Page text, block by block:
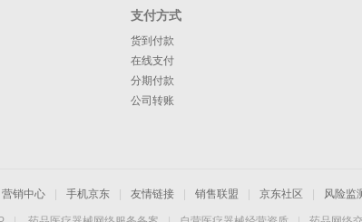
支付方式
货到付款
在线支付
分期付款
公司转账
营销中心 手机京东 友情链接 销售联盟 京东社区 风险监